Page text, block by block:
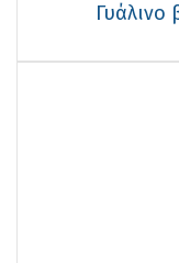
Γυάλινο